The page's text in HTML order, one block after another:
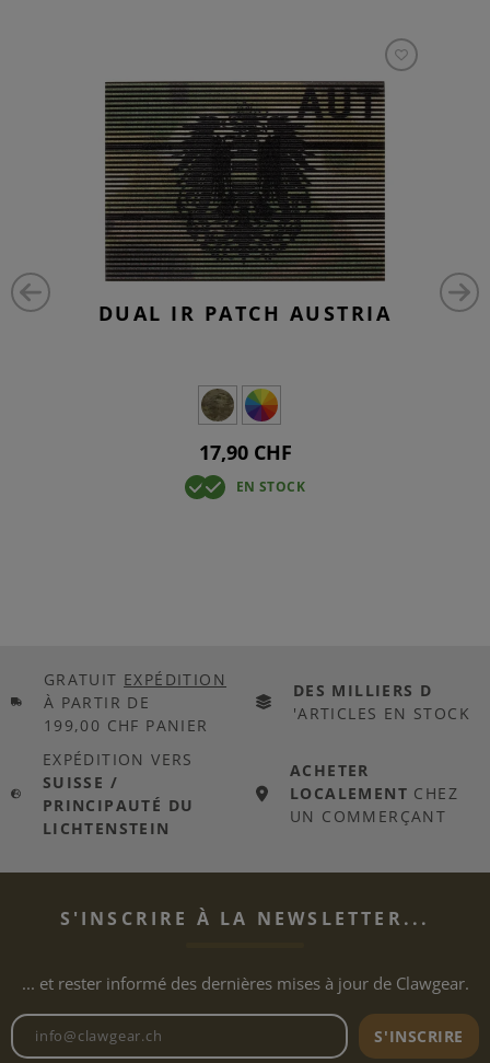
DUAL IR PATCH AUSTRIA
17,90 CHF
EN STOCK
GRATUIT EXPÉDITION
À PARTIR DE
199,00 CHF PANIER
DES MILLIERS D
'ARTICLES EN STOCK
EXPÉDITION VERS
SUISSE /
PRINCIPAUTÉ DU
LICHTENSTEIN
ACHETER
LOCALEMENT CHEZ
UN COMMERÇANT
S'INSCRIRE À LA NEWSLETTER...
... et rester informé des dernières mises à jour de Clawgear.
Adresse e-mail de laS'INSCRIRE